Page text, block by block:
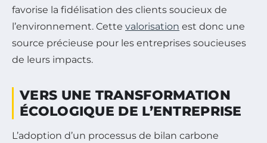
favorise la fidélisation des clients soucieux de
l’environnement. Cette valorisation est donc une
source précieuse pour les entreprises soucieuses
de leurs impacts.
VERS UNE TRANSFORMATION
ÉCOLOGIQUE DE L’ENTREPRISE
L’adoption d’un processus de bilan carbone